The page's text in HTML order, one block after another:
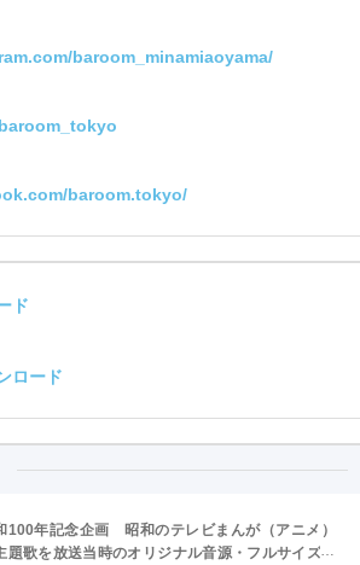
baroom_minamiaoyama/
baroom.tokyo/
ド
ロード
100年記念企画 昭和のテレビまんが（アニメ）
題歌を放送当時のオリジナル音源・フルサイズで